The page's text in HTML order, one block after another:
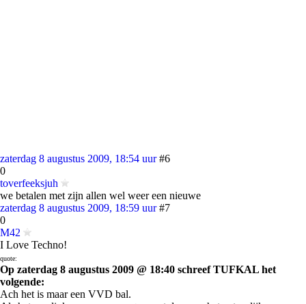
zaterdag 8 augustus 2009, 18:54 uur #6
0
toverfeeksjuh
we betalen met zijn allen wel weer een nieuwe
zaterdag 8 augustus 2009, 18:59 uur #7
0
M42
I Love Techno!
quote:
Op zaterdag 8 augustus 2009 @ 18:40 schreef TUFKAL het
volgende:
Ach het is maar een VVD bal.